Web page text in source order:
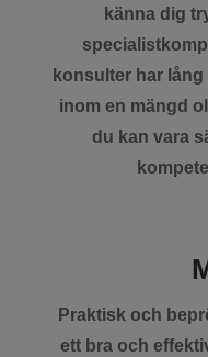
känna dig
konsulter har
inom en mängd
du kan vara
Praktisk och
ett bra och